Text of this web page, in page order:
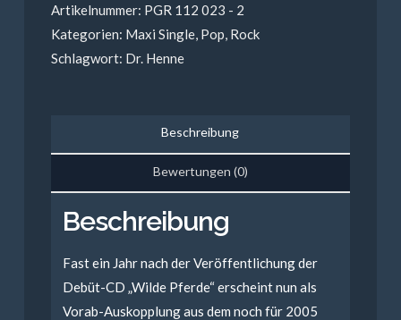
Gendarm
Menge
Artikelnummer: PGR 112 023 - 2
Kategorien: Maxi Single, Pop, Rock
Schlagwort: Dr. Henne
Beschreibung
Bewertungen (0)
Beschreibung
Fast ein Jahr nach der Veröffentlichung der
Debüt-CD „Wilde Pferde“ erscheint nun als
Vorab-Auskopplung aus dem noch für 2005